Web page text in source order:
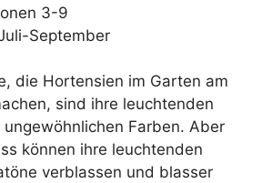
3-9
September
die Hortensien im Garten am
sind ihre leuchtenden
Farben. Aber
können ihre leuchtenden
verblassen und blasser